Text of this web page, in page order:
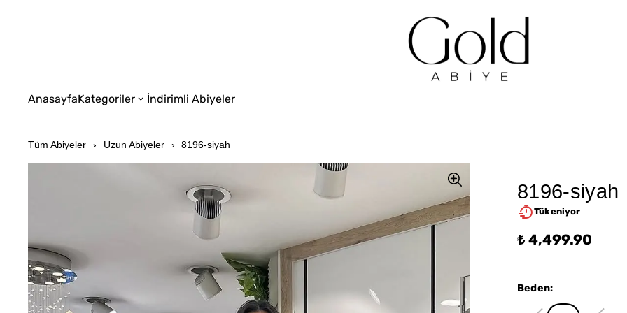
AnasayfaKategoriler İndirimli Abiyeler
Tüm Abiyeler Uzun Abiyeler 8196-siyah
8196-siyah
Tükeniyor
₺ 4,499.90
Beden: